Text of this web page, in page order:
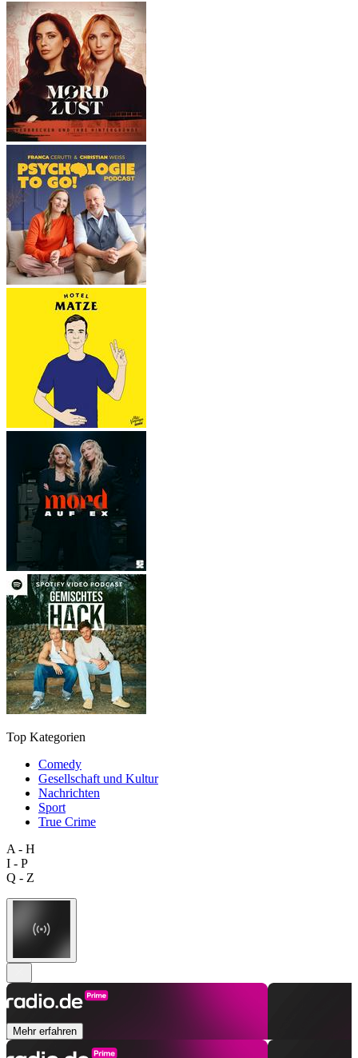
Top Kategorien
Comedy
Gesellschaft und Kultur
Nachrichten
Sport
True Crime
A - H
I - P
Q - Z
Mehr erfahren